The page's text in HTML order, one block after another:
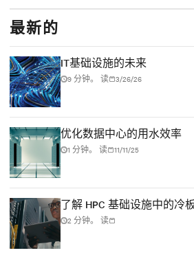
最新的
IT基础设施的未来
9 分钟。 读 3/26/26
优化数据中心的用水效率
1 分钟。 读 11/11/25
了解 HPC 基础设施中的冷
2 分钟。 读